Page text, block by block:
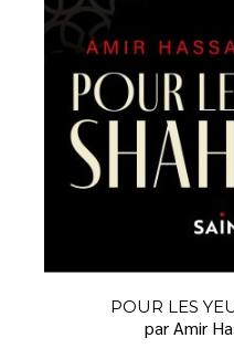
POUR LES
par Amir